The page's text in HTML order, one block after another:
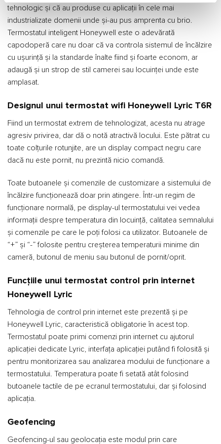
tehnologic și că au produse cu aplicații în cele mai
industrializate domenii unde și-au pus amprenta cu brio.
Termostatul inteligent Honeywell este o adevărată
capodoperă care nu doar că va controla sistemul de încălzire
cu ușurință și la standarde înalte fiind și foarte econom, ar
adaugă și un strop de stil camerei sau locuinței unde este
amplasat.
Designul unui termostat wifi Honeywell Lyric T6R
Fiind un termostat extrem de tehnologizat, acesta nu atrage
agresiv privirea, dar dă o notă atractivă locului. Este pătrat cu
toate colțurile rotunjite, are un display compact negru care
dacă nu este pornit, nu prezintă nicio comandă.
Toate butoanele și comenzile de customizare a sistemului de
încălzire funcționează doar prin atingere. Într-un regim de
funcționare normală, pe display-ul termostatului vei vedea
informații despre temperatura din locuință, calitatea semnalului
și comenzile pe care le poți folosi ca utilizator. Butoanele de
“+” și “-” folosite pentru creșterea temperaturii minime din
cameră, butonul de meniu sau butonul de pornit/oprit.
Funcțiile unui termostat control prin internet
Honeywell Lyric
Tehnologia de control prin internet este prezentă și pe
Honeywell Lyric, caracteristică obligatorie în acest top.
Termostatul poate primi comenzi prin internet cu ajutorul
aplicației dedicate Lyric, interfața aplicației putând fi folosită și
pentru monitorizarea sau analizarea modului de funcționare a
termostatului. Temperatura poate fi setată atât folosind
butoanele tactile de pe ecranul termostatului, dar și folosind
aplicația.
Geofencing
Geofencing-ul sau geolocația este modul prin care